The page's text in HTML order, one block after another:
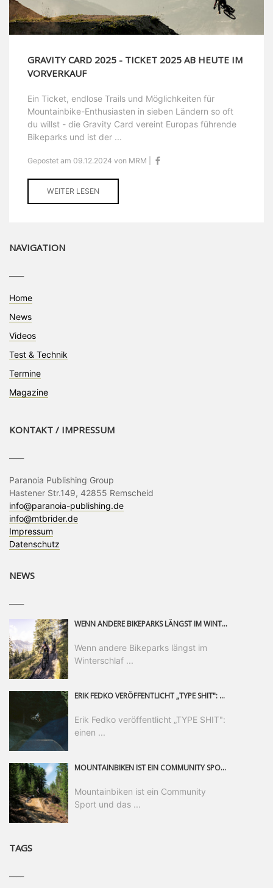
GRAVITY CARD 2025 - TICKET 2025 AB HEUTE IM
VORVERKAUF
Ein Ticket, endlose Trails und Möglichkeiten für
Mountainbike-Enthusiasten in sieben Ländern so oft
du willst - die Gravity Card vereint Europas führende
Bikeparks und ist der ...
Gepostet am 09.12.2024 von MRM |
WEITER LESEN
NAVIGATION
Home
News
Videos
Test & Technik
Termine
Magazine
KONTAKT / IMPRESSUM
Paranoia Publishing Group
Hastener Str.149, 42855 Remscheid
info@paranoia-publishing.de
info@mtbrider.de
Impressum
Datenschutz
NEWS
WENN ANDERE BIKEPARKS LÄNGST IM WINTERSCHLAF SIND, IST MAN IN SAALFELDEN LEOGANG IMMER NOCH AM MOUNTAINBIKEN. IST DER HERBST DIE SCHÖNSTE ZEIT DES JAHRES? AUF DEN TRAILS RUND UM SAALFELDEN LEOGANG UND IM EPIC BIKEPARK LEOGANG IST ER DAS AUF JEDEN FALL – UND DIE GEFÜHLT DIE LÄNGSTE NOCH DAZU. NOCH BIS MINDESTENS 8. NOVEMBER STEHT DAS PINZGAUER MOUNTAINBIKE-PARADIES ALLEN RIDERN OFFEN, DIE EINFACH NICHT GENUG KRIEGEN KÖNNEN. DABEI HÄLT DIE GOLDENE JAHRESZEIT IN SAALFELDEN LEOGANG WEIT MEHR ALS LINES, TRAILS UND HERBSTPANORAMEN BEREIT: MIT DEM BIKE FESTIVAL, VERSCHIEDENEN LADIES SHRED EVENTS UND EINEM DIE GESAMTE SAISON ANDAUERNDEN PHOTO CONTEST ZUM 25-JÄHRIGEN BIKEPARK-JUBILÄUM GIBT ES RUND UM ÖSTERREICHS ÄLTESTEN BIKEPARK EINIGES ZU ERLEBEN.
Wenn andere Bikeparks längst im
Winterschlaf ...
ERIK FEDKO VERÖFFENTLICHT „TYPE SHIT": EINEN 23-MINÜTIGEN MOUNTAINBIKE-FILM, ÜBER DREI JAHRE RUND UM DIE WELT GEDREHT. ZEITGLEICH LAUNCHT ER DIE GLEICHNAMIGE KOLLEKTION SEINER BRAND TYPE. EIN SEGMENT DES FILMS ERSCHEINT SEPARAT AUF RED BULL BIKE.
Erik Fedko veröffentlicht „TYPE SHIT":
einen ...
MOUNTAINBIKEN IST EIN COMMUNITY SPORT UND DAS BEWEIST SICH IN DER BIKE REPUBLIC SÖLDEN GERADE EINDRUCKSVOLL AUF ALLEN LEVELN. FREERIDE PROFI, SHAPERIN UND FRISCH GEWÄHLTE SWATCH NINES MVP VERO SANDLER IST BEGEISTERT VON DER VIELFALT DER BIKE DESTINATION, DER NEUEN JUMPLINE UND PLÄDIERT FÜR MUT BEI (FRAUEN) COMMUNITIES. VERO UND IHR VERLOBTER SAM HODGES VERBRINGEN MEHRERE MONATE IN DER BIKE REPUBLIC UND LASSEN UNS DARAN TEILHABEN. UM COMMUNITY GEHT ES AUCH BEI DER PARTNERSCHAFT ZWISCHEN SÖLDEN UND DEM NEUEN RIDERS PARK DONOVALY IN DER SLOWAKEI: DER DORTIGE TOURISMUSDIREKTOR JIRI PEC IST ÜBERZEUGT: VON MEHR BIKEPARKS PROFITIERT DIE GANZE MTB-SZENE – UND MIT DOMINIK LINSER, GESCHÄFTSFÜHRER DER BRS, HAT ER DAMIT DEN PERFEKTEN PARTNER GEFUNDEN.
Mountainbiken ist ein Community
Sport und das ...
TAGS